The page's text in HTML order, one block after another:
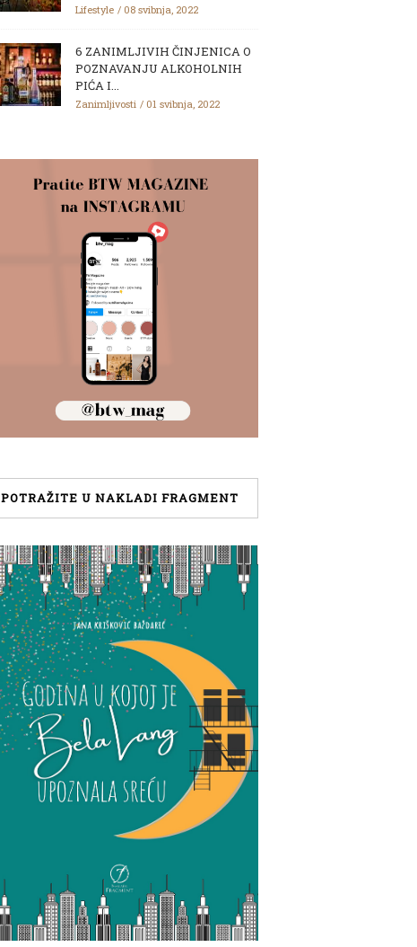
Lifestyle 08 svibnja, 2022
6 ZANIMLJIVIH ČINJENICA O
POZNAVANJU ALKOHOLNIH
PIĆA I...
Zanimljivosti 01 svibnja, 2022
POTRAŽITE U NAKLADI FRAGMENT